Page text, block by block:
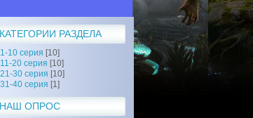
КАТЕГОРИИ РАЗДЕЛА
1-10 серия [10]
11-20 серия [10]
21-30 серия [10]
31-40 серия [1]
НАШ ОПРОС